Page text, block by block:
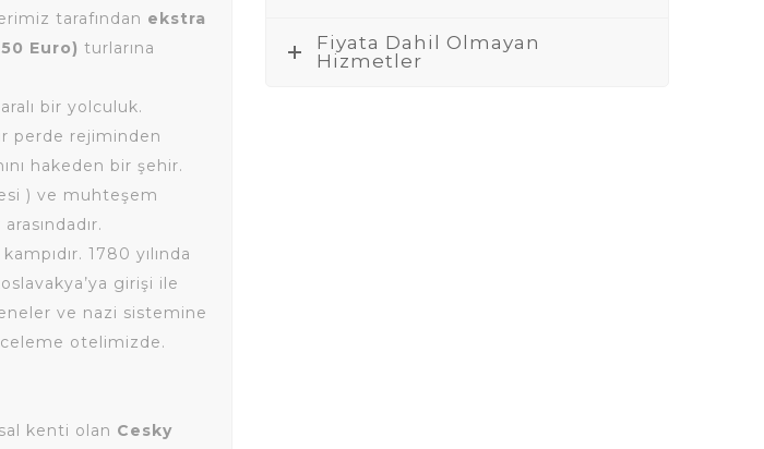
tarafından ekstra
Euro) turlarına
bir yolculuk.
perde rejiminden
hakeden bir şehir.
) ve muhteşem
1780 yılında
girişi ile
ve nazi sistemine
otelimizde.
kenti olan Cesky
Fiyata Dahil Olmayan
Hizmetler